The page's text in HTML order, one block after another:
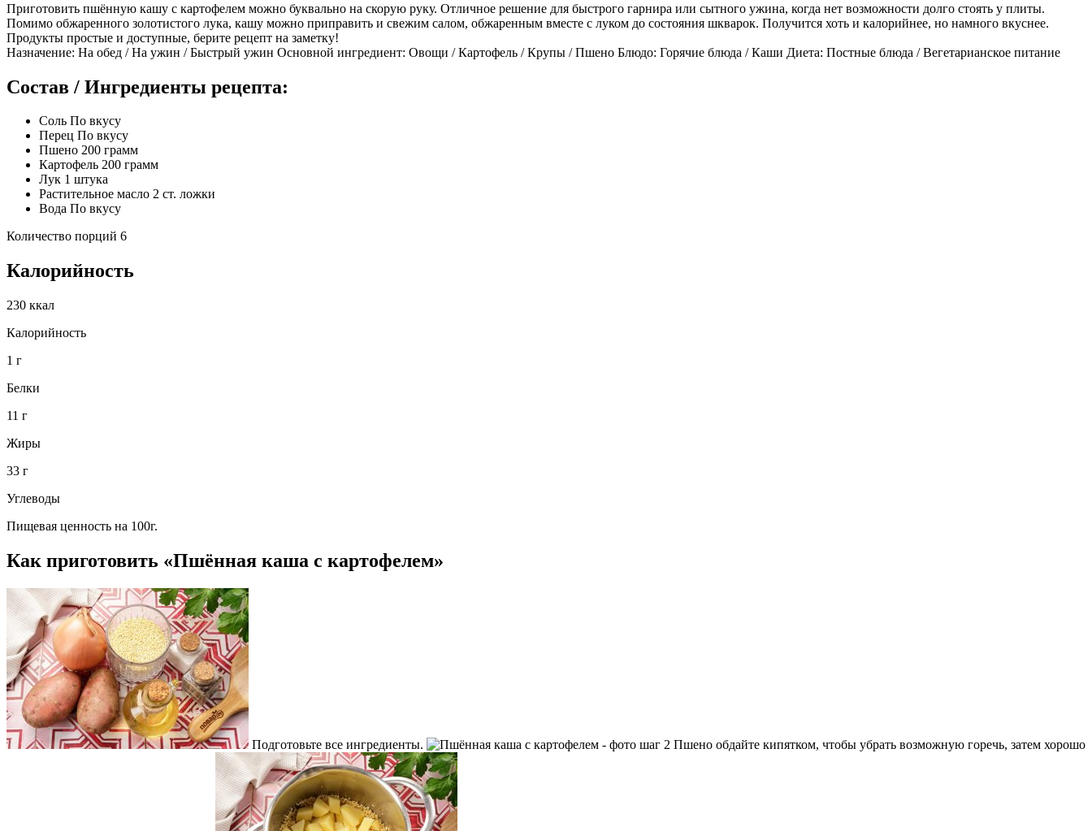
Приготовить пшённую кашу с картофелем можно буквально на скорую руку. Отличное решение для быстрого гарнира или сытного ужина, когда нет возможности долго стоять у плиты.
Помимо обжаренного золотистого лука, кашу можно приправить и свежим салом, обжаренным вместе с луком до состояния шкварок. Получится хоть и калорийнее, но намного вкуснее.
Продукты простые и доступные, берите рецепт на заметку!
Назначение: На обед / На ужин / Быстрый ужин Основной ингредиент: Овощи / Картофель / Крупы / Пшено Блюдо: Горячие блюда / Каши Диета: Постные блюда / Вегетарианское питание
Состав / Ингредиенты рецепта:
Соль По вкусу
Перец По вкусу
Пшено 200 грамм
Картофель 200 грамм
Лук 1 штука
Растительное масло 2 ст. ложки
Вода По вкусу
Количество порций 6
Калорийность
230 ккал
Калорийность
1 г
Белки
11 г
Жиры
33 г
Углеводы
Пищевая ценность на 100г.
Как приготовить «Пшённая каша с картофелем»
Подготовьте все ингредиенты. Пшено обдайте кипятком, чтобы убрать возможную горечь, затем хорошо